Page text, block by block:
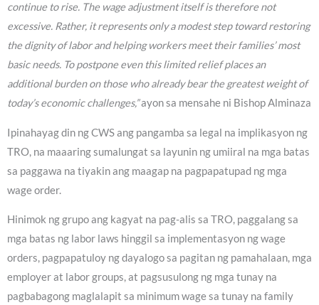
continue to rise. The wage adjustment itself is therefore not
excessive. Rather, it represents only a modest step toward restoring
the dignity of labor and helping workers meet their families’ most
basic needs. To postpone even this limited relief places an
additional burden on those who already bear the greatest weight of
today’s economic challenges,”ayon sa mensahe ni Bishop Alminaza
Ipinahayag din ng CWS ang pangamba sa legal na implikasyon ng
TRO, na maaaring sumalungat sa layunin ng umiiral na mga batas
sa paggawa na tiyakin ang maagap na pagpapatupad ng mga
wage order.
Hinimok ng grupo ang kagyat na pag-alis sa TRO, paggalang sa
mga batas ng labor laws hinggil sa implementasyon ng wage
orders, pagpapatuloy ng dayalogo sa pagitan ng pamahalaan, mga
employer at labor groups, at pagsusulong ng mga tunay na
pagbabagong maglalapit sa minimum wage sa tunay na family